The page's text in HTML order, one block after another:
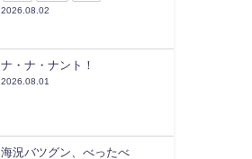
2026.08.02
ナ・ナ・ナント！
2026.08.01
海況バツグン、べったべ